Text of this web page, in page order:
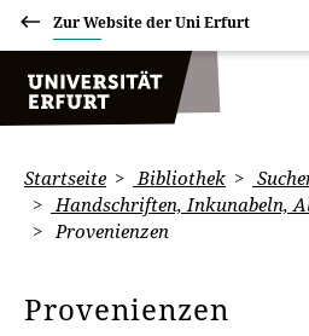
Zur Website der Uni Erfurt
Startseite Bibliothek
Handschriften, Inkunabeln,
Provenienzen
Provenienzen